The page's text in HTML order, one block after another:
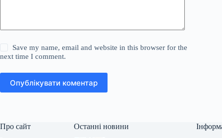
Save my name, email and website in this browser for the
next time I comment.
Опублікувати коментар
Про сайт Останні новини